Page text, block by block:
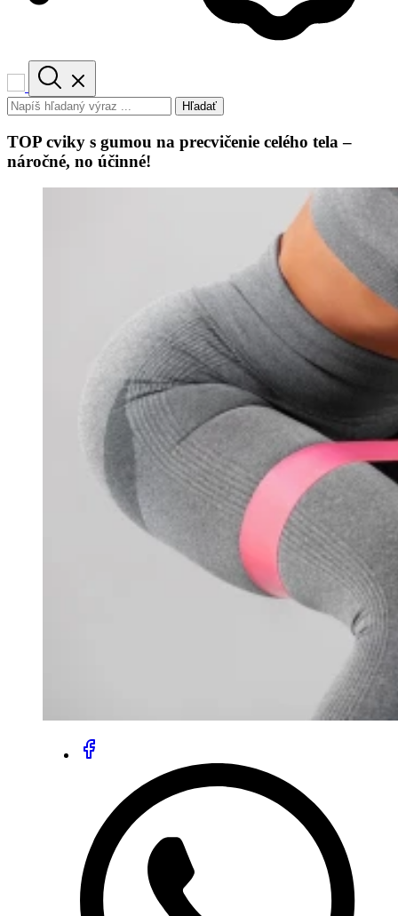
Hľadať
TOP cviky s gumou na precvičenie celého tela –
náročné, no účinné!